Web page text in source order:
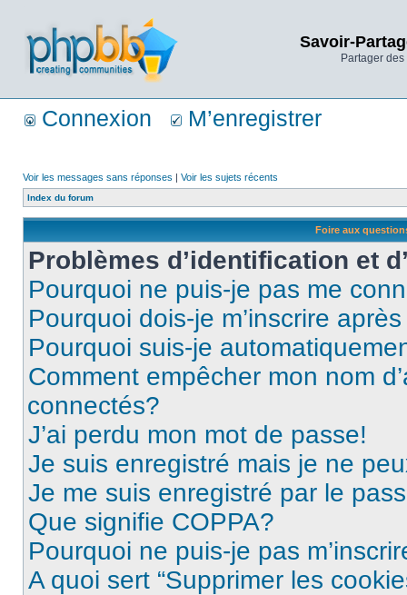
Savoir-
Partager
Connexion M’enregistrer
Voir les messages sans réponses | Voir les sujets récents
Index du forum
Foire aux
Problèmes d’identification et
Pourquoi ne puis-je pas me
Pourquoi dois-je m’inscrire
Pourquoi suis-je
Comment empêcher mon nom
connectés?
J’ai perdu mon mot de passe!
Je suis enregistré mais je ne
Je me suis enregistré par le
Que signifie COPPA?
Pourquoi ne puis-je pas
A quoi sert “Supprimer les